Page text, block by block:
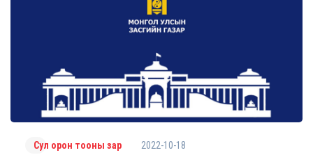
Сул орон тооны зар 2022-10-18